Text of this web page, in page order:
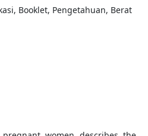
Booklet, Pengetahuan, Berat